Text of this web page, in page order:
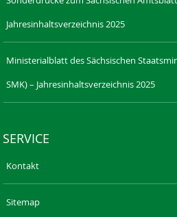
Jahresinhaltsverzeichnis 2025
Ministerialblatt des Sächsischen
SMK) – Jahresinhaltsverzeichnis 2025
SERVICE
Kontakt
Sitemap